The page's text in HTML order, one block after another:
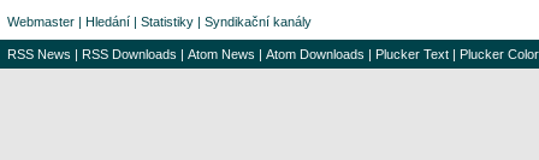
Webmaster | Hledání | Statistiky | Syndikační kanály
RSS News | RSS Downloads | Atom News | Atom Downloads | Plucker Text | Plucker Color